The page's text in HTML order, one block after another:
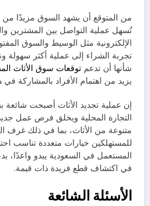
من المتوقع أن يشهد السوق مزيدًا من
تُسهل عملية التواصل بين المشترين
الإلكترونية مثل الوسيط والسوق
تجربة الشراء إلى عملية أكثر سهولة
شأنها أن تدعم توقعات سوق الأثاث
يزيد من اهتمام الأفراد بالمشاركة
إن عملية تجديد الأثاث أصبحت شائعة
التجارة المحلية ويخلق فرص عمل
متنوعة من الأثاث، بما في ذلك غرف
للمستهلكين خيارات متعددة تناسب
المستعمل في السعودية يبدو واعدًا،
في اكتشاف قطع فريدة ذات قيمة.
الأسئلة الشائعة